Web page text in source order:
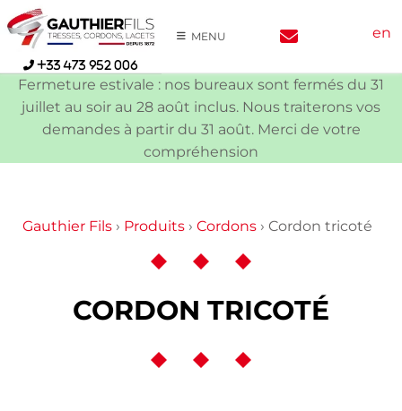
Skip
to
content
+33 473 952 006
MENU en
Fermeture estivale : nos bureaux sont fermés du 31
juillet au soir au 28 août inclus. Nous traiterons vos
demandes à partir du 31 août. Merci de votre
compréhension
Gauthier Fils › Produits › Cordons › Cordon tricoté
CORDON TRICOTÉ